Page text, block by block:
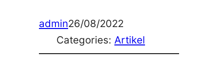
admin26/08/2022
Categories: Artikel